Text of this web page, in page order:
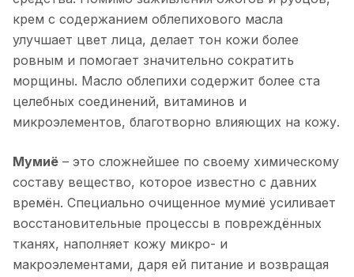
крем с содержанием облепихового масла
улучшает цвет лица, делает тон кожи более
ровным и помогает значительно сократить
морщины. Масло облепихи содержит более ста
целебных соединений, витаминов и
микроэлементов, благотворно влияющих на кожу.
Мумиё – это сложнейшее по своему химическому
составу вещество, которое известно с давних
времён. Специально очищенное мумиё усиливает
восстановительные процессы в повреждённых
тканях, наполняет кожу микро- и
макроэлементами, даря ей питание и возвращая